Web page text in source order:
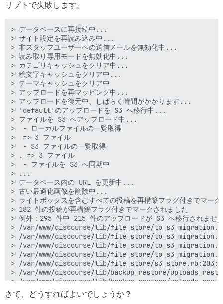
リプトで失敗します。
> データベースに再接続中...
> サイト設定を再読み込み中...
> 非スタッフユーザーへの送信メールを無効化中...
> 読み取り専用モードを無効化中...
> カテゴリキャッシュをクリア中...
> 絵文字キャッシュをクリア中...
> テーマキャッシュをクリア中
> アップロードを再マッピング中...
> アップロードを復元中、しばらく時間がかかります...
> 'default'のアップロードを S3 へ移行中...
> ファイルを S3 へアップロード中...
>  - ローカルファイルの一覧取得
>  => 3 ファイル
>  - S3 ファイルの一覧取得
> . => 3 ファイル
>  - ファイルを S3 へ同期中
> ...
> データベース内の URL を更新中...
> 古い最適化画像を削除中...
> ライトボックスを含むすべての投稿を再構築フラグ付きでマーク
> 182 件の投稿が再構築フラグ付きでマークされました
> 例外：295 件中 215 件のアップロードが S3 へ移行されま
> /var/www/discourse/lib/file_store/
> /var/www/discourse/lib/file_store/
> /var/www/discourse/lib/file_store/
> /var/www/discourse/lib/file_store/
> /var/www/discourse/lib/file_store/
> /var/www/discourse/lib/backup_restore/
> /var/www/discourse/lib/backup_restore/
> /var/www/discourse/lib/backup_restore/
> script/discourse:143:in `restore'
さて、どうすればよいでしょうか？